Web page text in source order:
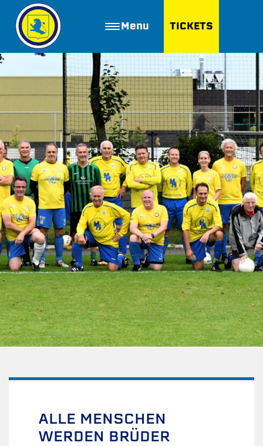
Menu TICKETS
ZOEKEN
Golfbaan Ter Specke
Nieuws
Vacatures
Join FC Lisse
Aanmelden voor proeftraining
Lid worden van FC Lisse
Word vrijwilliger
De Club van 100
Uitschrijven
Over FC Lisse
Organisatie
Informatie voor de Pers
Onze historie
Fysiotherapie voor leden
Kledingplan
ALLE MENSCHEN
WERDEN BRÜDER